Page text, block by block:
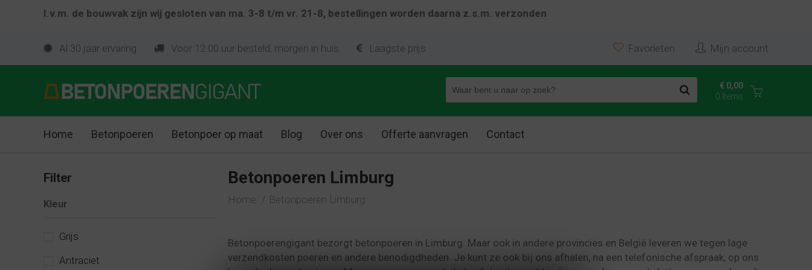
I.v.m. de bouwvak zijn wij gesloten van ma. 3-8 t/m vr. 21-8, bestellingen worden daarna z.s.m. verzonden
Al 30 jaar ervaring Voor 12:00 uur besteld, morgen in huis Laagste prijs Favorieten Mijn account
€ 0,00
0 Items
Home Betonpoeren Betonpoer op maat Blog Over ons Offerte aanvragen Contact
Betonpoeren Limburg
Home Betonpoeren Limburg
Betonpoerengigant bezorgt betonpoeren in Limburg. Maar ook in andere provincies en België leveren we tegen lage
verzendkosten poeren en andere benodigdheden. Je kunt ze ook bij ons afhalen, na een telefonische afspraak, op ons
Filter
Kleur
Grijs
Antraciet